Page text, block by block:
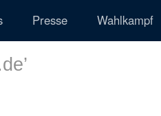
Presse Wahlkampf
’